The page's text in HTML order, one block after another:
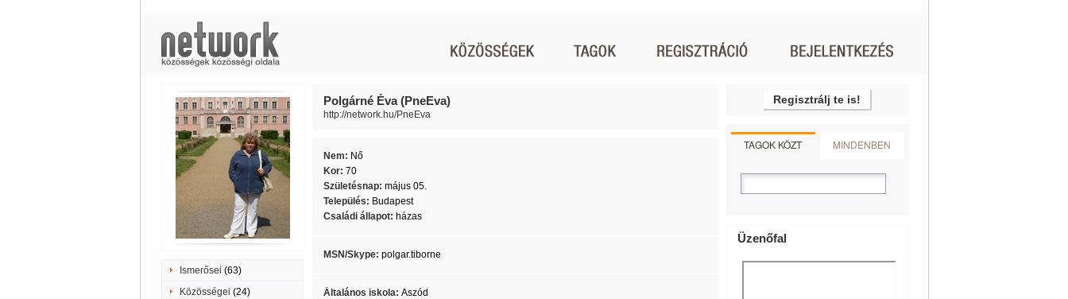
Ismerősei (63)
Közösségei (24)
Polgárné Éva (PneEva)
http://network.hu/PneEva
Nem: Nő
Kor: 70
Születésnap: május 05.
Település: Budapest
Családi állapot: házas
MSN/Skype: polgar.tiborne
Általános iskola: Aszód
Regisztrálj te is!
TAGOK KÖZT MINDENBEN
Üzenőfal